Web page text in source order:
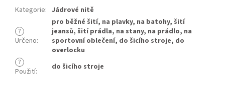
Kategorie: Jádrové nitě
?
Určeno:
pro běžné šití, na plavky, na batohy, šití
jeansů, šití prádla, na stany, na prádlo, na
sportovní oblečení, do šicího stroje, do
overlocku
?
Použití: do šicího stroje